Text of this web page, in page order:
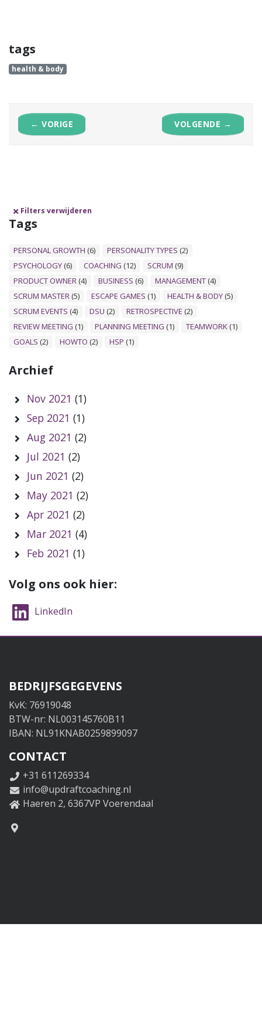
tags
health & body
← VORIGE VOLGENDE →
Filters verwijderen
Tags
PERSONAL GROWTH (6) PERSONALITY TYPES (2)
PSYCHOLOGY (6) COACHING (12) SCRUM (9)
PRODUCT OWNER (4) BUSINESS (6) MANAGEMENT (4)
SCRUM MASTER (5) ESCAPE GAMES (1) HEALTH & BODY (5)
SCRUM EVENTS (4) DSU (2) RETROSPECTIVE (2)
REVIEW MEETING (1) PLANNING MEETING (1) TEAMWORK (1)
GOALS (2) HOWTO (2) HSP (1)
Archief
Nov 2021 (1)
Sep 2021 (1)
Aug 2021 (2)
Jul 2021 (2)
Jun 2021 (2)
May 2021 (2)
Apr 2021 (2)
Mar 2021 (4)
Feb 2021 (1)
Volg ons ook hier:
LinkedIn
BEDRIJFSGEGEVENS
KvK: 76919048
BTW-nr: NL003145760B11
IBAN: NL91KNAB0259899097
CONTACT
+31 611269334
info@updraftcoaching.nl
Haeren 2, 6367VP Voerendaal